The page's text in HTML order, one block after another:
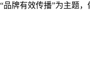
牌有效传播”为主题